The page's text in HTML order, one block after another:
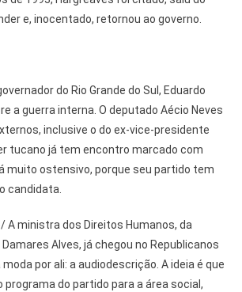
e, inocentado, retornou ao governo.
do Rio Grande do Sul, Eduardo
a guerra interna. O deputado Aécio Neves
inclusive o do ex-vice-presidente
tucano já tem encontro marcado com
muito ostensivo, porque seu partido tem
candidata.
A ministra dos Direitos Humanos, da
Damares Alves, já chegou no Republicanos
por ali: a audiodescrição. A ideia é que
do partido para a área social,